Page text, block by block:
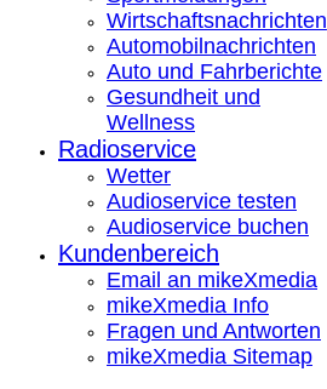
Wirtschaftsnachrichten
Automobilnachrichten
Auto und Fahrberichte
Gesundheit und
Wellness
Radioservice
Wetter
Audioservice testen
Audioservice buchen
Kundenbereich
Email an mikeXmedia
mikeXmedia Info
Fragen und Antworten
mikeXmedia Sitemap